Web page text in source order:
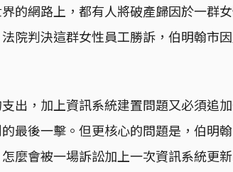
的網路上，都有人將破產歸因於一群
院判決這群女性員工勝訴，伯明翰市
出，加上資訊系統建置問題又必須追
最後一擊。但更核心的問題是，伯明
麼會被一場訴訟加上一次資訊系統更